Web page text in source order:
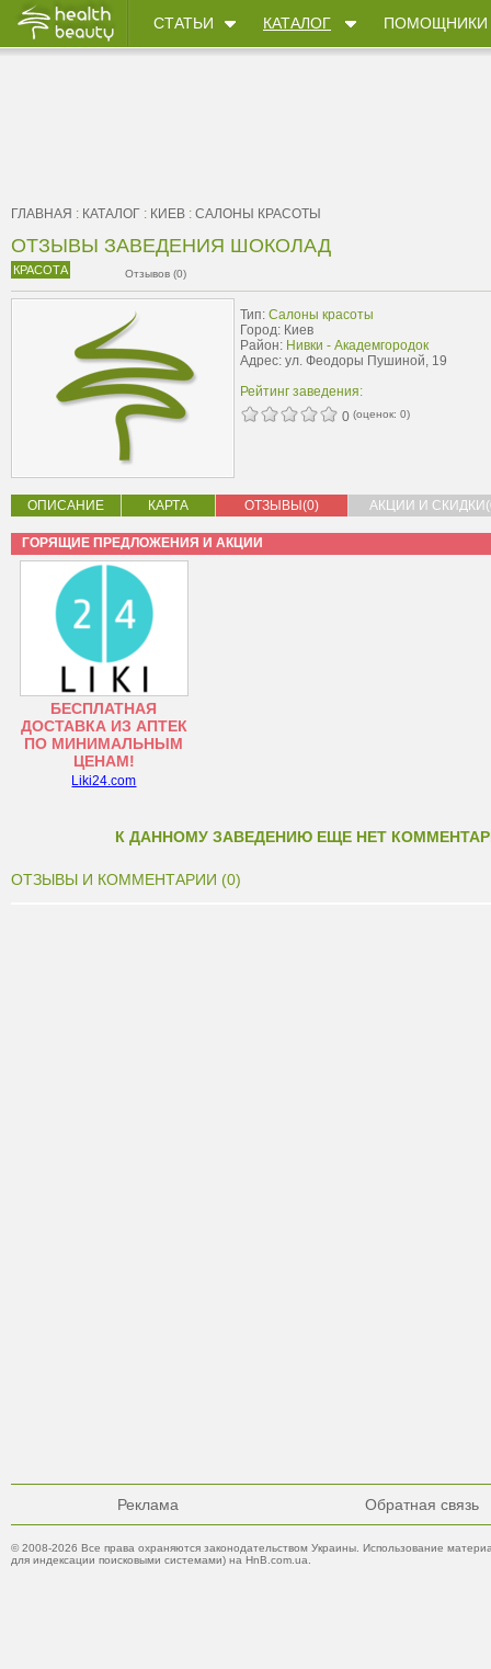
СТАТЬИ КАТАЛОГ ПОМОЩНИКИ
ГЛАВНАЯ : КАТАЛОГ : КИЕВ : САЛОНЫ КРАСОТЫ
ОТЗЫВЫ ЗАВЕДЕНИЯ ШОКОЛАД
КРАСОТА Отзывов (0)
Тип: Салоны красоты
Город: Киев
Район: Нивки - Академгородок
Адрес: ул. Феодоры Пушиной, 19
Рейтинг заведения:
0 (оценок: 0)
ОПИСАНИЕ КАРТА ОТЗЫВЫ(0) АКЦИИ И
ГОРЯЩИЕ ПРЕДЛОЖЕНИЯ И АКЦИИ
БЕСПЛАТНАЯ
ДОСТАВКА ИЗ АПТЕК
ПО МИНИМАЛЬНЫМ
ЦЕНАМ!
Liki24.com
К ДАННОМУ ЗАВЕДЕНИЮ ЕЩЕ НЕТ
ОТЗЫВЫ И КОММЕНТАРИИ (0)
Реклама Обратная связь
© 2008-2026 Все права охраняются законодательством Украины. Использование
для индексации поисковыми системами) на HnB.com.ua.